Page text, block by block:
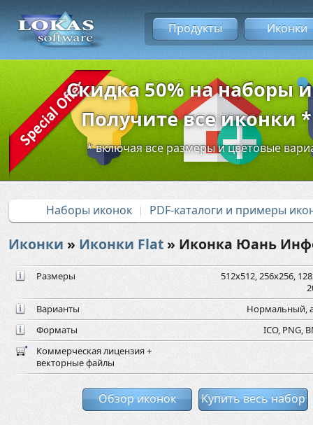
Продукты Иконки
Скидка 50% на наборы
Получите все иконки
* включая все размеры и цветовые
Наборы иконок PDF-каталоги и примеры
Иконки » Иконки Flat » Иконка Юань
Размеры
512x512, 256x256,
Варианты
Нормальный,
Форматы
ICO, PNG,
Коммерческая лицензия +
векторные файлы
Обзор иконок Купить весь набор